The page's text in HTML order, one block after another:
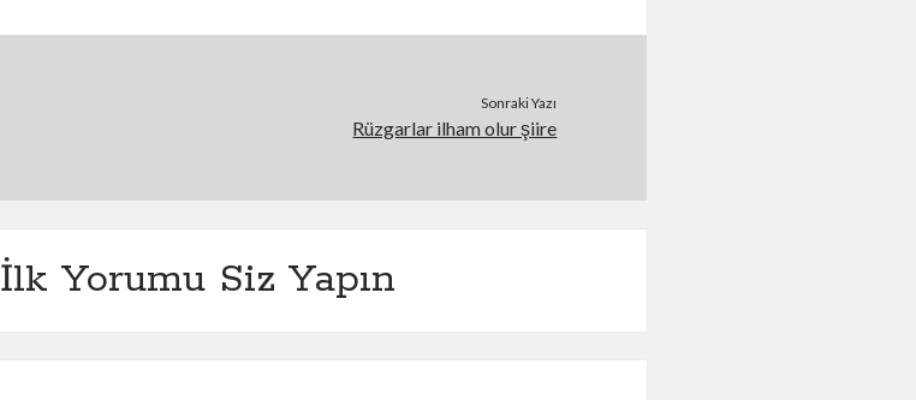
Sonraki Yazı
Rüzgarlar ilham olur şiire
İlk Yorumu Siz Yapın